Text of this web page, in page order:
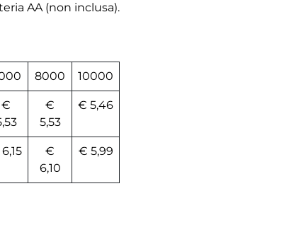
AA (non inclusa).
8000 10000
€
€
5,53
€ 5,46
€
6,10
€ 5,99